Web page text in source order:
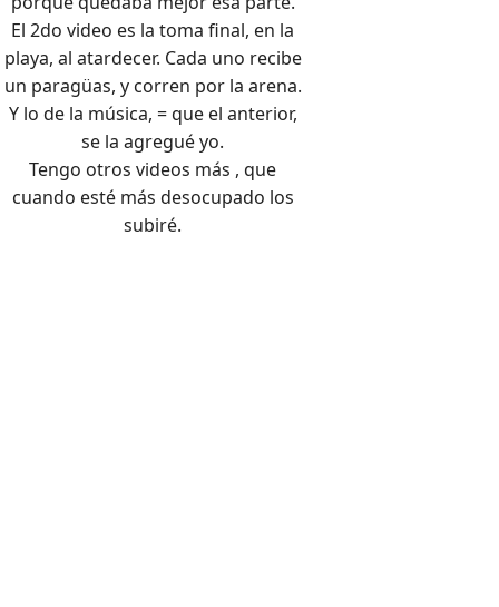
El 2do video es la toma final, en la
playa, al atardecer. Cada uno recibe
un paragüas, y corren por la arena.
Y lo de la música, = que el anterior,
se la agregué yo.
Tengo otros videos más , que
cuando esté más desocupado los
subiré.